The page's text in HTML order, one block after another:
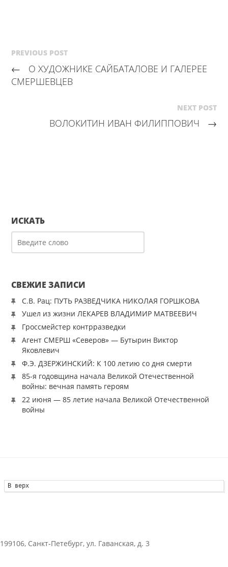
PREVIOUS POST
←
О ХУДОЖНИКЕ САЙБАТАЛОВЕ И ГАЛЕРЕЕ
СМЕРШЕВЦЕВ
NEXT POST
ВОЛОКИТИН ИВАН ФИЛИППОВИЧ →
ИСКАТЬ
СВЕЖИЕ ЗАПИСИ
С.В. Рац: ПУТЬ РАЗВЕДЧИКА НИКОЛАЯ ГОРШКОВА
Ушел из жизни ЛЕКАРЕВ ВЛАДИМИР МАТВЕЕВИЧ
Гроссмейстер контрразведки
Агент СМЕРШ «Северов» — Бутырин Виктор
Яковлевич
Ф.Э. ДЗЕРЖИНСКИЙ: К 100 летию со дня смерти
85-я годовщина начала Великой Отечественной
войны: вечная память героям
22 июня — 85 летие начала Великой Отечественной
войны
В верх
199106, Санкт-Петебург, ул. Гаванская, д. 3